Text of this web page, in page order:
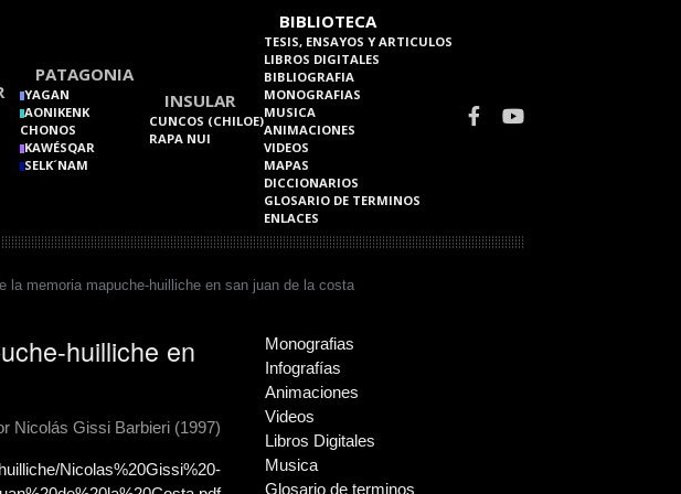
PATAGONIA
YAGAN
AONIKENK
CHONOS
KAWÉSQAR
SELK´NAM
INSULAR
CUNCOS (CHILOE)
RAPA NUI
BIBLIOTECA
TESIS, ENSAYOS Y ARTICULOS
LIBROS DIGITALES
BIBLIOGRAFIA
MONOGRAFIAS
MUSICA
ANIMACIONES
VIDEOS
MAPAS
DICCIONARIOS
GLOSARIO DE TERMINOS
ENLACES
la memoria mapuche-huilliche en san juan de la costa
huilliche en
Nicolás Gissi Barbieri (1997)
Nicolas%20Gissi%20-
Monografias
Infografías
Animaciones
Videos
Libros Digitales
Musica
Glosario de terminos